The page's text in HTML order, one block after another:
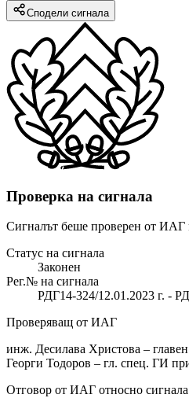
Сподели сигнала
Проверка на сигнала
Сигналът беше проверен от ИАГ
Статус на сигнала
Законен
Рег.№ на сигнала
РДГ14-324/12.01.2023 г. -
Проверяващ от ИАГ
инж. Десилава Христова –
Георги Тодоров – гл. спец. ГИ
Отговор от ИАГ относно сигнала